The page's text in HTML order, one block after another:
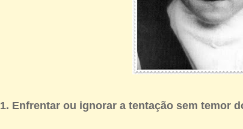
1. Enfrentar ou ignorar a tentação sem temor